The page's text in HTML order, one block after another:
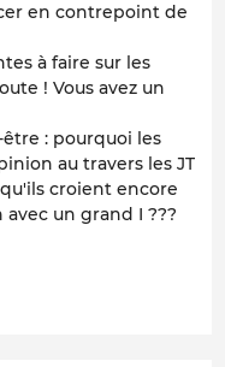
en contrepoint de
à faire sur les
! Vous avez un
: pourquoi les
au travers les JT
croient encore
un grand I ???